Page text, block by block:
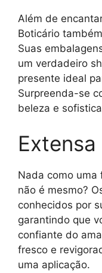
Além de
Boticário
Suas
um verdadeiro
presente ideal
Surpreenda-se
beleza e
Nada como uma
não é mesmo?
conhecidos por
garantindo que
confiante do
fresco e
uma aplicação.